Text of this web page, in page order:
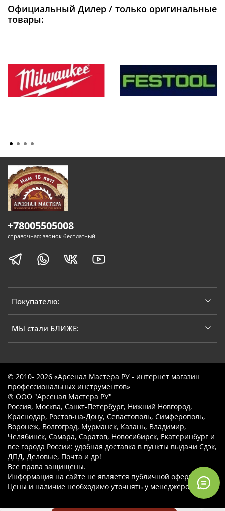
Официальный Дилер / только оригинальные
товары:
Покупателю:
МЫ стали БЛИЖЕ:
+78005505008
справочная: звонок бесплатный
© 2010- 2026 «Арсенал Мастера РУ - интернет магазин
профессиональных инструментов»
® ООО "Арсенал Мастера РУ"
Россия, Москва, Санкт-Петербург, Нижний Новгород,
Краснодар, Ростов-на-Дону, Севастополь, Симферополь,
Воронеж, Волгоград, Мурманск, Казань, Владимир,
Челябинск, Самара, Саратов, Новосибирск, Екатеринбург и
все города России: удобная доставка в пункты выдачи Сдэк,
ДПД, Деловые, Почта и др!
Все права защищены.
Информация на сайте не является публичной офертой.
Цены и наличие необходимо уточнять у менеджеров.